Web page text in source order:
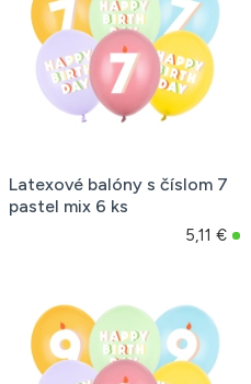
Latexové balóny s číslom 7
pastel mix 6 ks
5,11 €